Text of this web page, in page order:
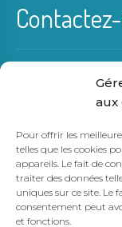
aux
Pour offrir les
telles que les cookies
appareils. Le fait de
traiter des données
uniques sur ce site. Le
consentement peut
et fonctions.
(819) 429-0275
Région de